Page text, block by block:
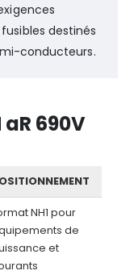
destinés
conducteurs.
aR 690V
NH1 pour
de
et